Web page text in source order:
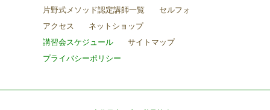
片野式メソッド認定講師一覧
セルフォ
アクセス
ネットショップ
講習会スケジュール
サイトマップ
プライバシーポリシー